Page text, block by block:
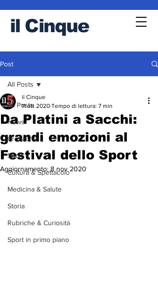
il Cinque
Post
All Posts
News
Cronache
Sport
Cultura & Spettacolo
Medicina & Salute
Storia
Rubriche & Curiosità
Sport in primo piano
All Posts
Da Platini a Sacchi:
grandi emozioni al
Festival dello Sport
il Cinque
11 ott 2020 Tempo di lettura: 7 min
Aggiornamento:8 nov 2020